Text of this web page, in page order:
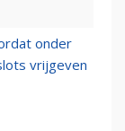
onder
vrijgeven